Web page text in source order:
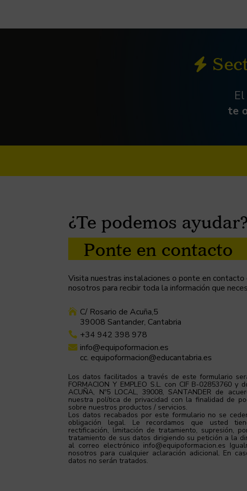
te
¿Te podemos ayudar?
Ponte en contacto
Visita nuestras instalaciones o ponte en contacto
nosotros para recibir toda la información que
 C/ Rosario de Acuña,5
39008 Santander, Cantabria
 +34 942 398 978
 info@equipoformacion.es
cc. equipoformacion@educantabria.es
Los datos facilitados a través de este formulario
FORMACION Y EMPLEO S.L. con CIF B-02853760 y
ACUÑA, Nº5 LOCAL, 39008, SANTANDER de
nuestra política de privacidad con la finalidad de
sobre nuestros productos / servicios.
Los datos recabados por este formulario no se
obligación legal. Le recordamos que usted
rectificación, limitación de tratamiento, supresión,
tratamiento de sus datos dirigiendo su petición a la
al correo electrónico info@equipoformacion.es
nosotros para cualquier aclaración adicional. En
datos no serán tratados.